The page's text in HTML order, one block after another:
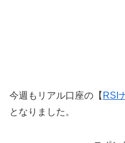
今週もリアル口座の【 RSI
となりました。